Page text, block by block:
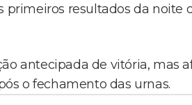
primeiros resultados da noite
antecipada de vitória, mas
o fechamento das urnas.